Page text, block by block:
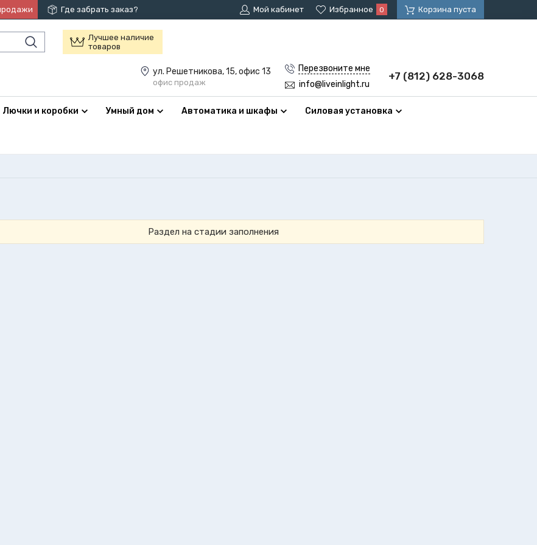
Где забрать заказ? Мой кабинет Избранное 0 Корзина пуста
Лучшее наличие
товаров
ул. Решетникова, 15, офис 13
офис продаж
Перезвоните мне
info@liveinlight.ru
+7 (812) 628-3068
Лючки и коробки Умный дом Автоматика и шкафы Силовая установка
Раздел на стадии заполнения